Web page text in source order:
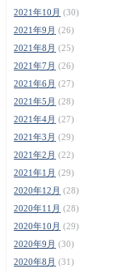
2021年10月 (30)
2021年9月 (26)
2021年8月 (25)
2021年7月 (26)
2021年6月 (27)
2021年5月 (28)
2021年4月 (27)
2021年3月 (29)
2021年2月 (22)
2021年1月 (29)
2020年12月 (28)
2020年11月 (28)
2020年10月 (29)
2020年9月 (30)
2020年8月 (31)